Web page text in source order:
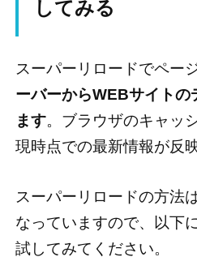
してみる
スーパーリロードでペー
ーバーからWEBサイトの
ます。ブラウザのキャッ
現時点での最新情報が反
スーパーリロードの方法
なっていますので、以下
試してみてください。